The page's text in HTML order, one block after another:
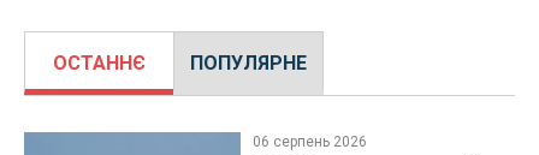
ОСТАННЄ ПОПУЛЯРНЕ
06 серпень 2026